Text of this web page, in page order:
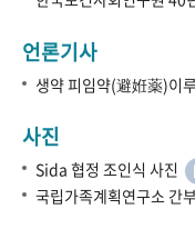
언론기사
생약 피임약(避姙薬)이
사진
Sida 협정 조인식 사진
국립가족계획연구소 간